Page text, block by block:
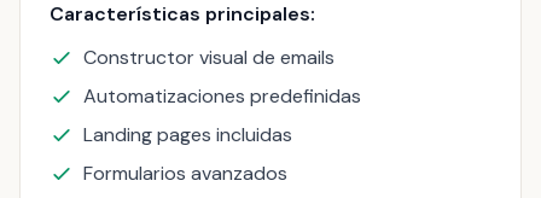
Características principales:
Constructor visual de emails
Automatizaciones predefinidas
Landing pages incluidas
Formularios avanzados